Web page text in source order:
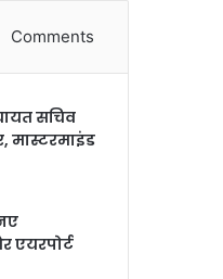
Comments
सचिव
मास्टरमाइंड
एयरपोर्ट